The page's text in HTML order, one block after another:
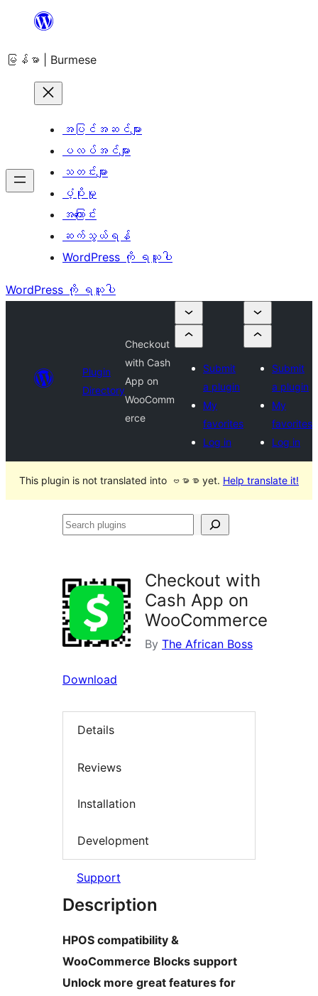
အကြောင်းအရာ
ကျော်သွား
မြန်မာ | Burmese
အပြင်အဆင်များ
ပလပ်အင်များ
သတင်းများ
ပံ့ပိုးမှု
အကြောင်း
ဆက်သွယ်ရန်
WordPress ကို ရယူပါ
WordPress ကို ရယူပါ
Plugin
Directory
Checkout
with Cash
App on
WooComm
erce
Submit
a plugin
My
favorites
Log in
Submit
a plugin
My
favorites
Log in
This plugin is not translated into ဗမာစာ yet. Help translate it!
Search
Checkout with
Cash App on
WooCommerce
By The African Boss
Download
Details
Reviews
Installation
Development
Support
Description
HPOS compatibility &
WooCommerce Blocks support
Unlock more great features for